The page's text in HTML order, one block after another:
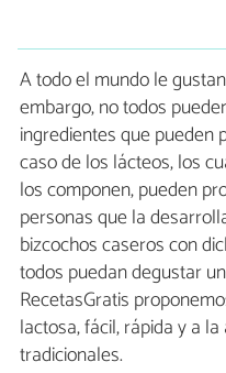
A todo el mundo le
embargo, no todos
ingredientes que pueden
caso de los lácteos, los
los componen, pueden
personas que la
bizcochos caseros con
todos puedan degustar
RecetasGratis
lactosa, fácil, rápida y a
tradicionales.